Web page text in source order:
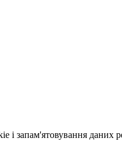
запам'ятовування даних